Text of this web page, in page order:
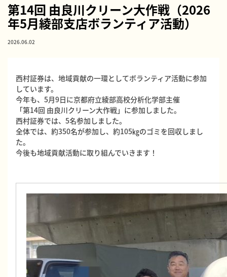
第14回 由良川クリーン大作戦（2026
年5月綾部支店ボランティア活動）
2026.06.02
西村証券は、地域貢献の一環としてボランティア活動に参加
しています。
今年も、5月9日に京都府⽴綾部⾼校分析化学部主催
「第14回 由良川クリーン大作戦」に参加しました。
西村証券では、5名参加しました。
全体では、約350名が参加し、約105㎏のゴミを回収しまし
た。
今後も地域貢献活動に取り組んでいきます！